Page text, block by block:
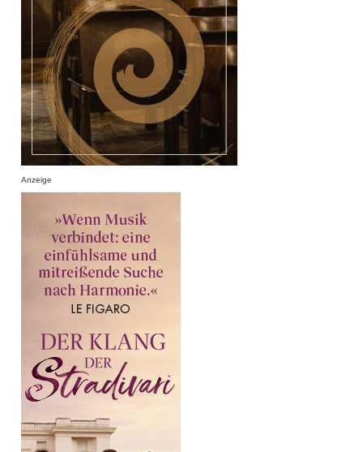
Anzeige